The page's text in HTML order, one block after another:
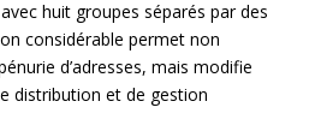
huit groupes séparés par des
considérable permet non
d’adresses, mais modifie
distribution et de gestion